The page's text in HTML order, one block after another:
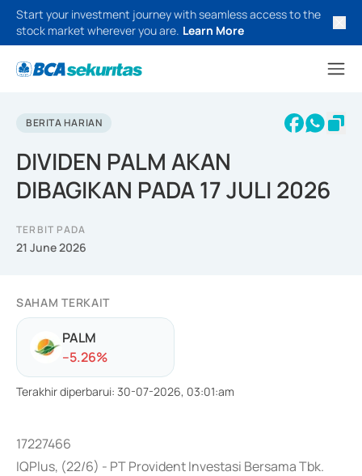
Start your investment journey with seamless access to the
stock market wherever you are. Learn More
BERITA HARIAN
DIVIDEN PALM AKAN
DIBAGIKAN PADA 17 JULI 2026
TERBIT PADA
21 June 2026
SAHAM TERKAIT
PALM
--5.26%
Terakhir diperbarui: 30-07-2026, 03:01:am
17227466
IQPlus, (22/6) - PT Provident Investasi Bersama Tbk.